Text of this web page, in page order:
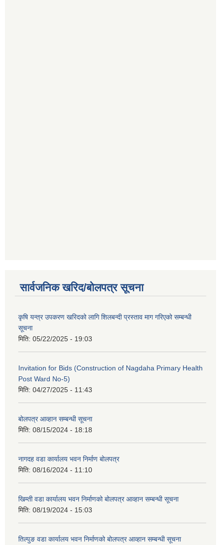
सार्वजनिक खरिद/बोलपत्र सूचना
कृषि यन्त्र उपकरण खरिदको लागि शिलबन्दी प्रस्ताव माग गरिएको सम्बन्धी
सूचना
मिति: 05/22/2025 - 19:03
Invitation for Bids (Construction of Nagdaha Primary Health
Post Ward No-5)
मिति: 04/27/2025 - 11:43
बोलपत्र आव्हान सम्बन्धी सूचना
मिति: 08/15/2024 - 18:18
नागदह वडा कार्यालय भवन निर्माण बोलपत्र
मिति: 08/16/2024 - 11:10
खिम्ती वडा कार्यालय भवन निर्माणको बोलपत्र आव्हान सम्बन्धी सूचना
मिति: 08/19/2024 - 15:03
तिल्पुङ वडा कार्यालय भवन निर्माणको बोलपत्र आव्हान सम्बन्धी सूचना